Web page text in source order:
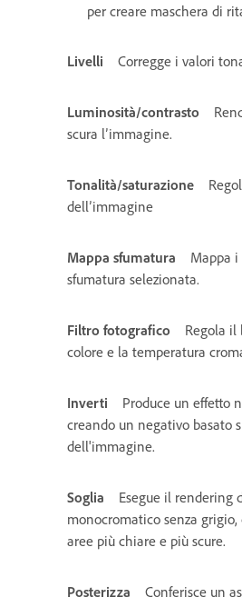
per creare maschera di
Livelli Corregge i valori
Luminosità/contrasto
scura l’immagine.
Tonalità/saturazione
dell’immagine
Mappa sfumatura
Mappa
sfumatura selezionata.
Filtro fotografico
Regola
colore e la temperatura
Inverti
Produce un effetto
creando un negativo basato
dell'immagine.
Soglia
Esegue il rendering
monocromatico senza
aree più chiare e più scure.
Posterizza
Conferisce un